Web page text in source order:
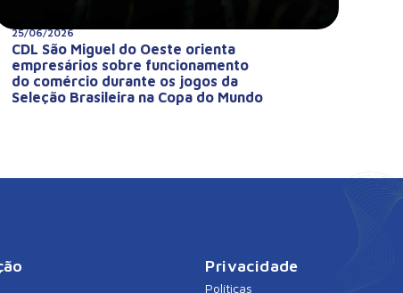
25/06/2026
CDL São Miguel do Oeste orienta
empresários sobre funcionamento
do comércio durante os jogos da
Seleção Brasileira na Copa do Mundo
Privacidade
Políticas